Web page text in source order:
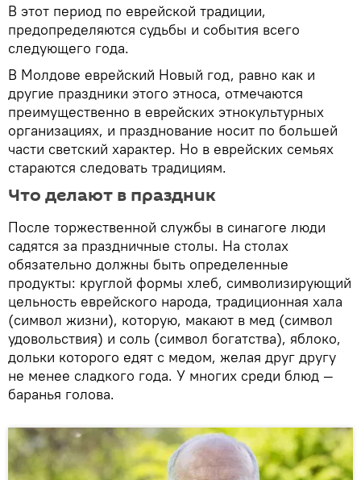
В этот период по еврейской традиции,
предопределяются судьбы и события всего
следующего года.
В Молдове еврейский Новый год, равно как и
другие праздники этого этноса, отмечаются
преимущественно в еврейских этнокультурных
организациях, и празднование носит по большей
части светский характер. Но в еврейских семьях
стараются следовать традициям.
Что делают в праздник
После торжественной службы в синагоге люди
садятся за праздничные столы. На столах
обязательно должны быть определенные
продукты: круглой формы хлеб, символизирующий
цельность еврейского народа, традиционная хала
(символ жизни), которую, макают в мед (символ
удовольствия) и соль (символ богатства), яблоко,
дольки которого едят с медом, желая друг другу
не менее сладкого года. У многих среди блюд —
баранья голова.